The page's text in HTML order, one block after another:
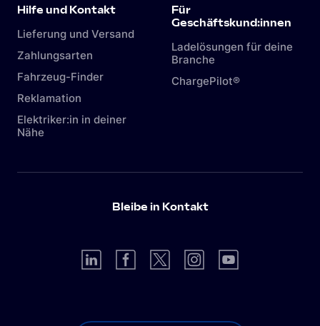
Hilfe und Kontakt
Lieferung und Versand
Zahlungsarten
Fahrzeug-Finder
Reklamation
Elektriker:in in deiner
Nähe
Für
Geschäftskund:innen
Ladelösungen für deine
Branche
ChargePilot®
Bleibe in Kontakt